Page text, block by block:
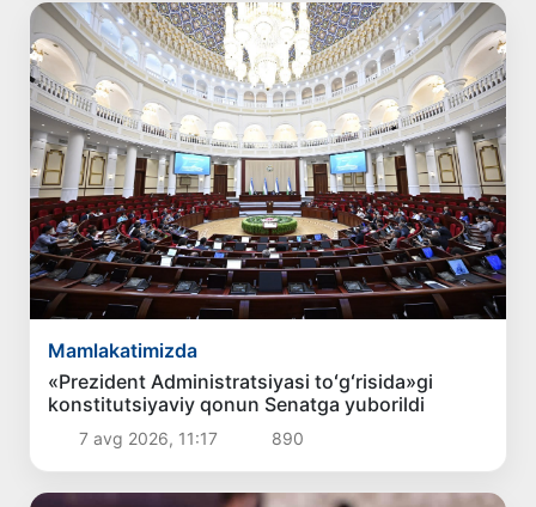
Mamlakatimizda
«Prezident Administratsiyasi toʻgʻrisida»gi
konstitutsiyaviy qonun Senatga yuborildi
7 avg 2026, 11:17 890